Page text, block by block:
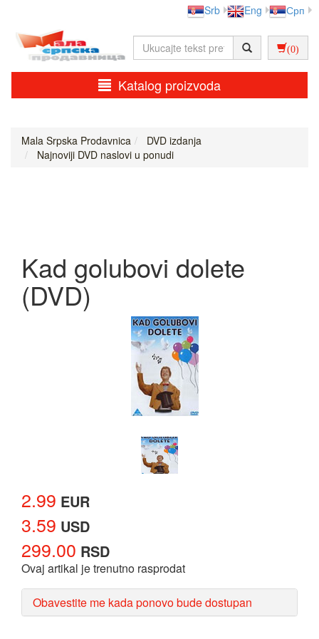
Srb Eng Срп
(0)
Katalog proizvoda
Mala Srpska Prodavnica
DVD izdanja
Najnoviji DVD naslovi u ponudi
Kad golubovi dolete
(DVD)
2.99 EUR
3.59 USD
299.00 RSD
Ovaj artikal je trenutno rasprodat
Obavestite me kada ponovo bude dostupan